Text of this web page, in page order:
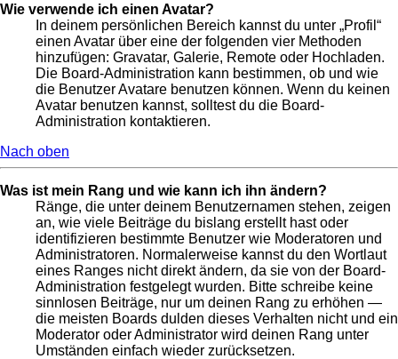
Wie verwende ich einen Avatar?
In deinem persönlichen Bereich kannst du unter „Profil“
einen Avatar über eine der folgenden vier Methoden
hinzufügen: Gravatar, Galerie, Remote oder Hochladen.
Die Board-Administration kann bestimmen, ob und wie
die Benutzer Avatare benutzen können. Wenn du keinen
Avatar benutzen kannst, solltest du die Board-
Administration kontaktieren.
Nach oben
Was ist mein Rang und wie kann ich ihn ändern?
Ränge, die unter deinem Benutzernamen stehen, zeigen
an, wie viele Beiträge du bislang erstellt hast oder
identifizieren bestimmte Benutzer wie Moderatoren und
Administratoren. Normalerweise kannst du den Wortlaut
eines Ranges nicht direkt ändern, da sie von der Board-
Administration festgelegt wurden. Bitte schreibe keine
sinnlosen Beiträge, nur um deinen Rang zu erhöhen —
die meisten Boards dulden dieses Verhalten nicht und ein
Moderator oder Administrator wird deinen Rang unter
Umständen einfach wieder zurücksetzen.